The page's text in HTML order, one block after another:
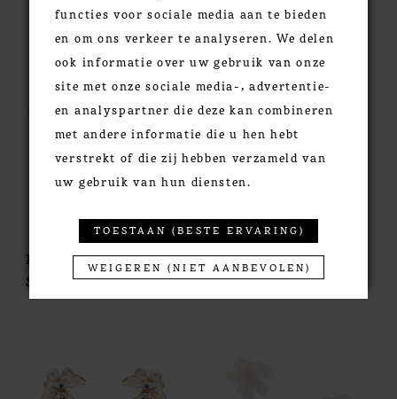
Poirier
STYLE #NC-1338
Poirier
STYLE #NC-1339
functies voor sociale media aan te bieden
en om ons verkeer te analyseren. We delen
ook informatie over uw gebruik van onze
site met onze sociale media-, advertentie-
en analyspartner die deze kan combineren
met andere informatie die u hen hebt
verstrekt of die zij hebben verzameld van
uw gebruik van hun diensten.
TOESTAAN (BESTE ERVARING)
WEIGEREN (NIET AANBEVOLEN)